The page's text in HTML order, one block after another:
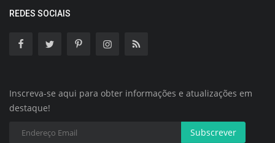
REDES SOCIAIS
Inscreva-se aqui para obter informações e atualizações em
destaque!
Subscrever